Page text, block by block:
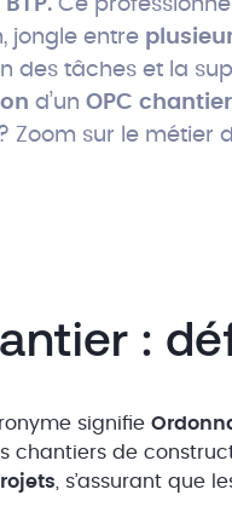
Ce
jongle entre
des tâches et la
d’un OPC chantier
? Zoom sur le métier
:
signifie
chantiers de
, s’assurant que